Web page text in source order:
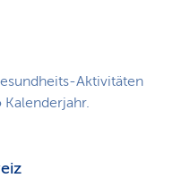
Aktivitäten